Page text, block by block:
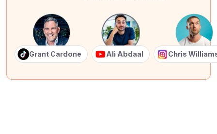
Grant Cardone Ali Abdaal Chris